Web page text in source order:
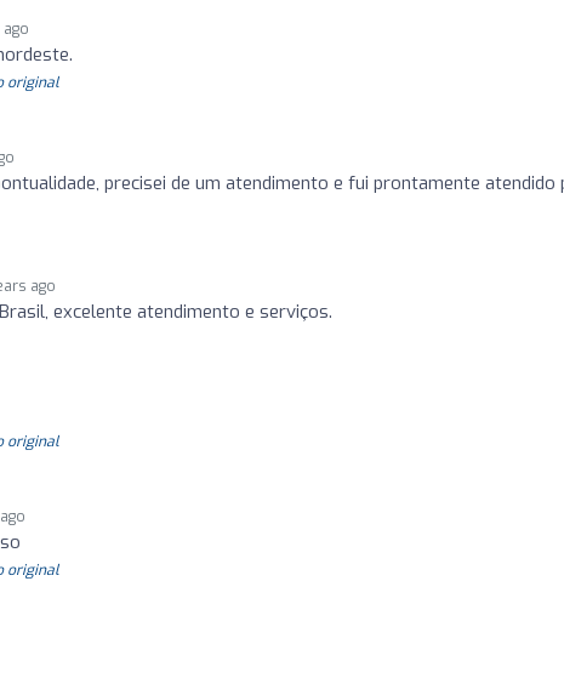
original
precisei de um atendimento e fui prontamente atendido
ago
excelente atendimento e serviços.
original
original